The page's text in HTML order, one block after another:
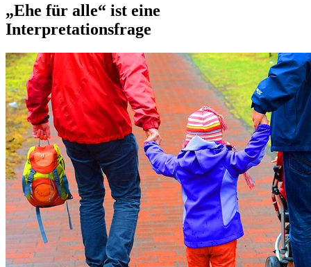
„Ehe für alle“ ist eine
Interpretationsfrage